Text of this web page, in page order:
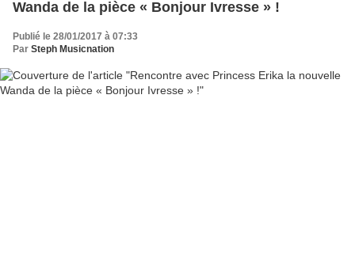
Wanda de la pièce « Bonjour Ivresse » !
Publié le 28/01/2017 à 07:33
Par Steph Musicnation